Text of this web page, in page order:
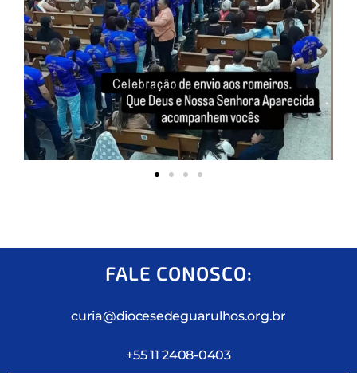
FALE CONOSCO:
curia@diocesedeguarulhos.org.br
+55 11 2408-0403